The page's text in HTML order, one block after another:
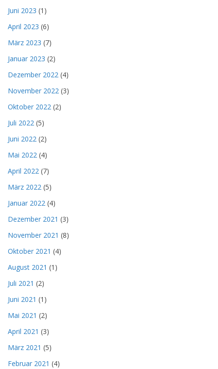
Juni 2023 (1)
April 2023 (6)
März 2023 (7)
Januar 2023 (2)
Dezember 2022 (4)
November 2022 (3)
Oktober 2022 (2)
Juli 2022 (5)
Juni 2022 (2)
Mai 2022 (4)
April 2022 (7)
März 2022 (5)
Januar 2022 (4)
Dezember 2021 (3)
November 2021 (8)
Oktober 2021 (4)
August 2021 (1)
Juli 2021 (2)
Juni 2021 (1)
Mai 2021 (2)
April 2021 (3)
März 2021 (5)
Februar 2021 (4)